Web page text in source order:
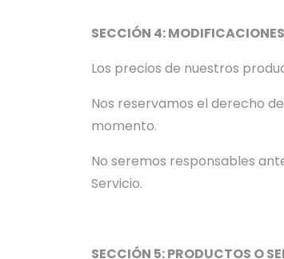
SECCIÓN 4:
Los precios de nuestros
Nos reservamos el derecho
momento.
No seremos responsables
Servicio.
SECCIÓN 5: PRODUCTOS O